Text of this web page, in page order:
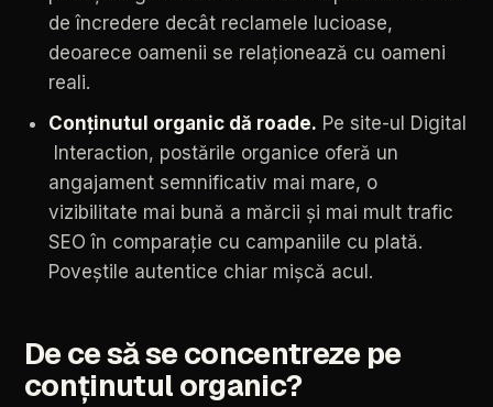
de încredere decât reclamele lucioase,
deoarece oamenii se relaționează cu oameni
reali.
Conținutul organic dă roade. Pe site-ul Digital
Interaction, postările organice oferă un
angajament semnificativ mai mare, o
vizibilitate mai bună a mărcii și mai mult trafic
SEO în comparație cu campaniile cu plată.
Poveștile autentice chiar mișcă acul.
Decesăseconcentreze pe
conținutul organic?